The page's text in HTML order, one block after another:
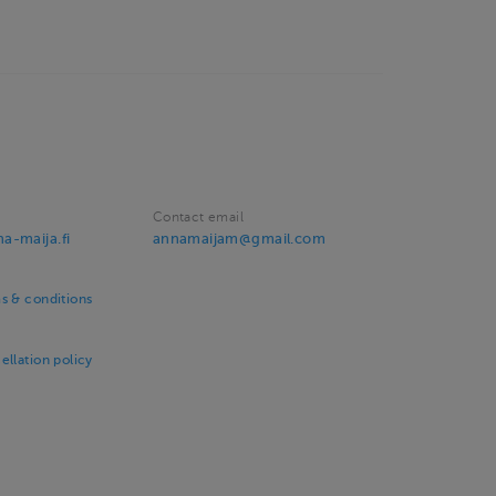
maija.fi
Contact email
annamaijam@gmail.com
& conditions
policy